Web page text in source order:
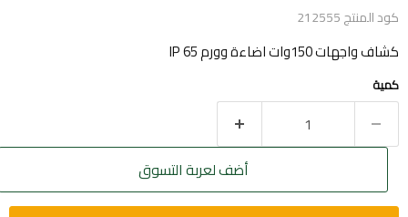
كود المنتج212555
كشاف واجهات 150وات اضاءة وورم IP 65
كمية
أضف لعربة التسوق